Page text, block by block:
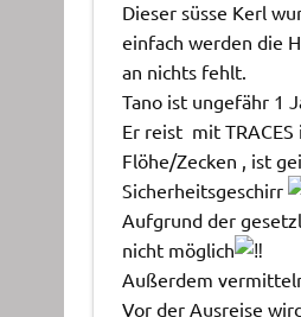
Dieser süsse Kerl
einfach werden die
an nichts fehlt.
Tano ist ungefähr 1
Er reist mit TRACES
Flöhe/Zecken
, ist
Sicherheitsgeschirr
Aufgrund der
nicht möglich
Außerdem
Vor der Ausreise